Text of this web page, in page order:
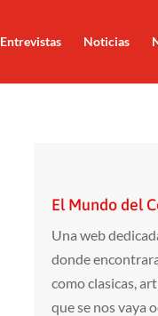
Entrevistas Noticias
El Mundo del
Una web
donde
como clasicas,
que se nos vaya